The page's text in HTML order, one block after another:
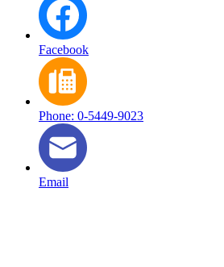
Facebook
Phone: 0-5449-9023
Email